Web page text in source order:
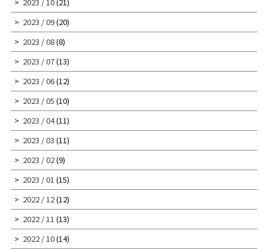
2023 / 09(20)
2023 / 08(8)
2023 / 07(13)
2023 / 06(12)
2023 / 05 (10)
2023 / 04(11)
2023 / 03 (11)
2023 / 02(9)
2023 / 01 (15)
2022 / 12(12)
2022 / 11 (13)
2022 / 10(14)